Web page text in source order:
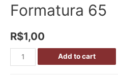
Formatura 65
R$1,00
Add to cart